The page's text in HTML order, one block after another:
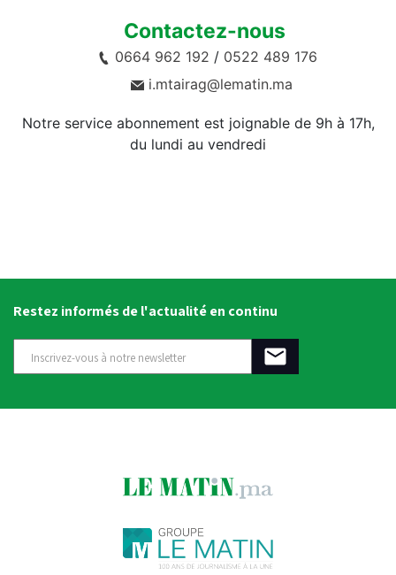
Contactez-nous
0664 962 192 / 0522 489 176
i.mtairag@lematin.ma
Notre service abonnement est joignable de 9h à 17h,
du lundi au vendredi
Restez informés de l'actualité en continu